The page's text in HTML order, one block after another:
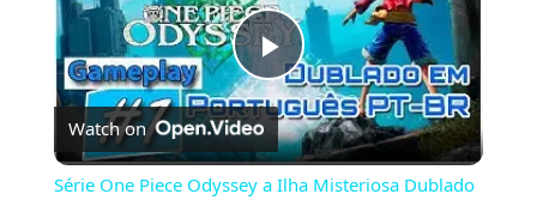
Play
Video
Watch on
Série One Piece Odyssey a Ilha Misteriosa Dublado